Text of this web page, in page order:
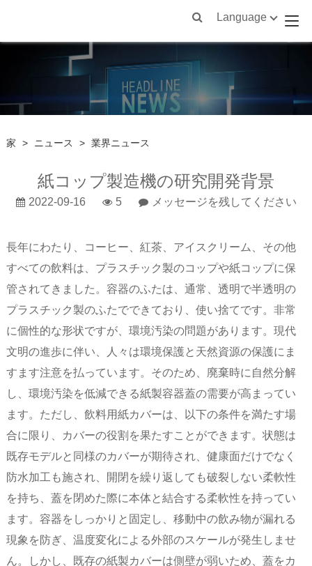
Language
家 > ニュース > 業界ニュース
紙コップ製造機の研究開発背景
2022-09-16 5 メッセージを残してください
長年にわたり、コーヒー、紅茶、アイスクリーム、その他
すべての飲料は、プラスチック製のコップや紙コップに保
管されてきました。容器のふたは、通常、透明で半透明の
プラスチック製のふたでできており、使い捨てです。非常
に個性的な形状ですが、環境汚染の問題があります。現代
文明の進歩に伴い、人々は環境保護と天然資源の保護にま
すます注意を払っています。そのため、廃棄時に自然分解
し、環境汚染を低減できる紙製容器蓋の需要が高まってい
ます。ただし、飲料用紙カバーは、以下の条件を満たす場
合に限り、カバーの役割を果たすことができます。状態は
既存モデルと同様のカバーが期待され、健康面だけでなく
防水加工も施され、開閉を繰り返しても破裂しない柔軟性
を持ち、蓋を閉めた際に本体と結合する柔軟性を持ってい
ます。容器をしっかりと固定し、移動中の飲み物が漏れる
現象を防ぎ、温度変化による外部のスケールが発生しませ
ん。しかし、既存の紙製カバーは側壁が弱いため、蓋をカ